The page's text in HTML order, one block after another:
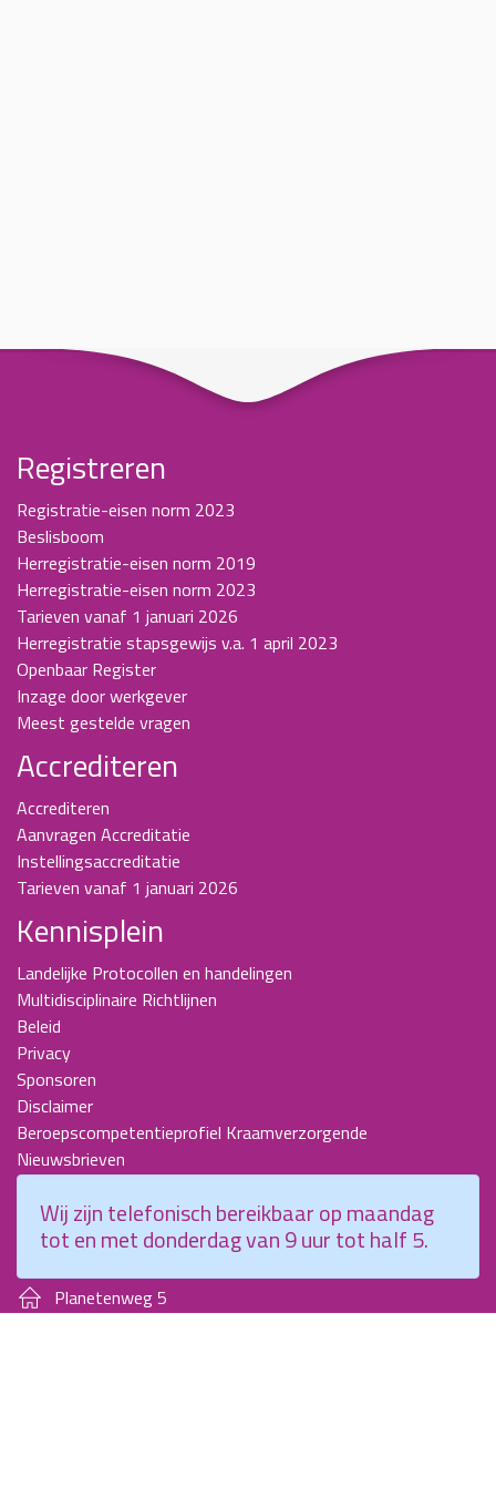
Registreren
Registratie-eisen norm 2023
Beslisboom
Herregistratie-eisen norm 2019
Herregistratie-eisen norm 2023
Tarieven vanaf 1 januari 2026
Herregistratie stapsgewijs v.a. 1 april 2023
Openbaar Register
Inzage door werkgever
Meest gestelde vragen
Accrediteren
Accrediteren
Aanvragen Accreditatie
Instellingsaccreditatie
Tarieven vanaf 1 januari 2026
Kennisplein
Landelijke Protocollen en handelingen
Multidisciplinaire Richtlijnen
Beleid
Privacy
Sponsoren
Disclaimer
Beroepscompetentieprofiel Kraamverzorgende
Nieuwsbrieven
KCKZ-specials
Jaarverslagen
Contact
Planetenweg 5
Wij zijn telefonisch bereikbaar op maandag
tot en met donderdag van 9 uur tot half 5.